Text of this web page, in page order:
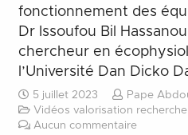
fonctionnement des
Dr Issoufou Bil
chercheur en
l’Université Dan Dicko
5 juillet 2023
Pape
Vidéos valorisation
Aucun commentaire